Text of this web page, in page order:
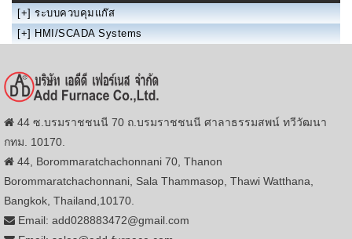
[+] ระบบควบคุมแก๊ส
[+] HMI/SCADA Systems
44 ซ.บรมราชชนนี 70 ถ.บรมราชชนนี ศาลาธรรมสพน์ ทวีวัฒนา
กทม. 10170.
44, Borommaratchachonnani 70, Thanon
Borommaratchachonnani, Sala Thammasop, Thawi Watthana,
Bangkok, Thailand,10170.
Email: add028883472@gmail.com